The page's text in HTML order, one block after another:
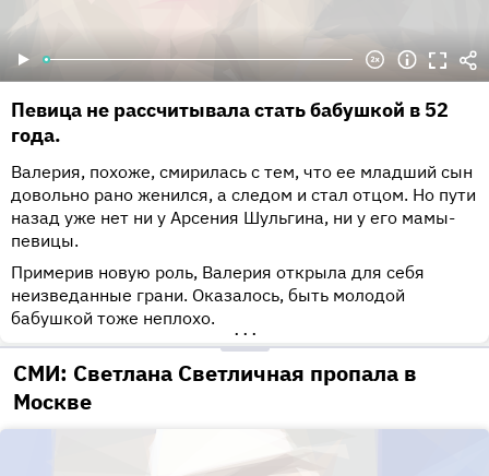
Певица не рассчитывала стать бабушкой в 52
года.
Валерия, похоже, смирилась с тем, что ее младший сын
довольно рано женился, а следом и стал отцом. Но пути
назад уже нет ни у Арсения Шульгина, ни у его мамы-
певицы.
Примерив новую роль, Валерия открыла для себя
неизведанные грани. Оказалось, быть молодой
бабушкой тоже неплохо.
•••
СМИ: Светлана Светличная пропала в
Москве